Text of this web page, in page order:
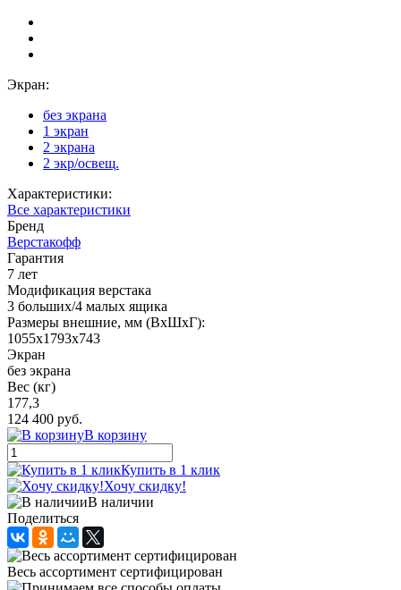
Экран:
без экрана
1 экран
2 экрана
2 экр/освещ.
Характеристики:
Все характеристики
Бренд
Верстакофф
Гарантия
7 лет
Модификация верстака
3 больших/4 малых ящика
Размеры внешние, мм (ВхШхГ):
1055x1793x743
Экран
без экрана
Вес (кг)
177,3
124 400 руб.
В корзину
Купить в 1 клик
Хочу скидку!
В наличии
Поделиться
Весь ассортимент сертифицирован